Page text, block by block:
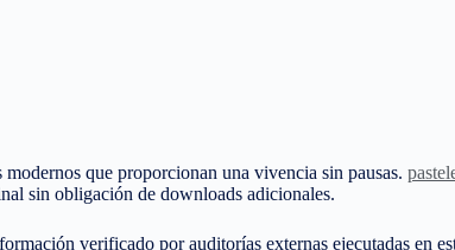
que proporcionan una vivencia sin pausas.
sin obligación de downloads adicionales.
verificado por auditorías externas ejecutadas en